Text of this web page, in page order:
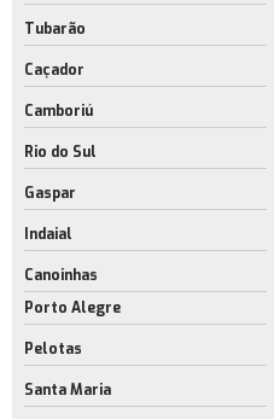
Tubarão
Caçador
Camboriú
Rio do Sul
Gaspar
Indaial
Canoinhas
Porto Alegre
Pelotas
Santa Maria